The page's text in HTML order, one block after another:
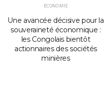
ECONOMIE
Une avancée décisive pour la
souveraineté économique :
les Congolais bientôt
actionnaires des sociétés
minières